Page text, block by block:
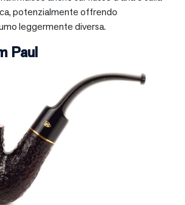
potenzialmente offrendo
leggermente diversa.
Paul